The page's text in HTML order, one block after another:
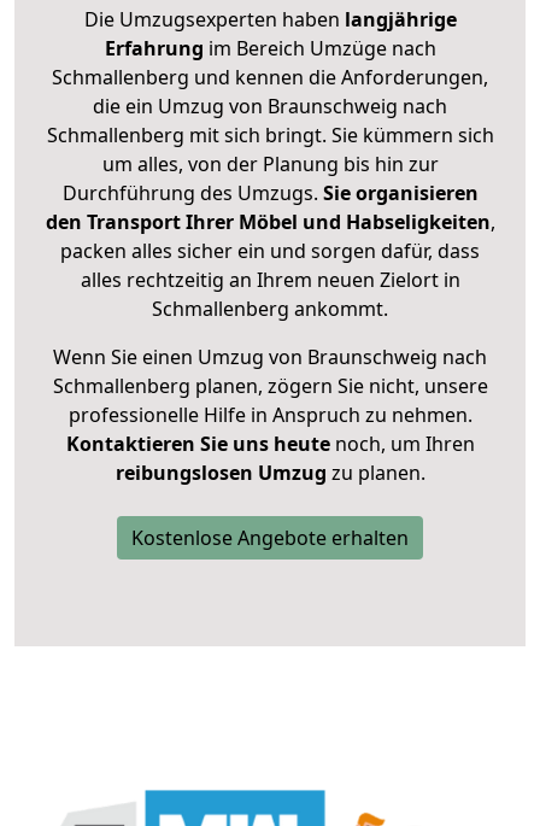
Die Umzugsexperten haben langjährige
Erfahrung im Bereich Umzüge nach
Schmallenberg und kennen die Anforderungen,
die ein Umzug von Braunschweig nach
Schmallenberg mit sich bringt. Sie kümmern sich
um alles, von der Planung bis hin zur
Durchführung des Umzugs. Sie organisieren
den Transport Ihrer Möbel und Habseligkeiten,
packen alles sicher ein und sorgen dafür, dass
alles rechtzeitig an Ihrem neuen Zielort in
Schmallenberg ankommt.
Wenn Sie einen Umzug von Braunschweig nach
Schmallenberg planen, zögern Sie nicht, unsere
professionelle Hilfe in Anspruch zu nehmen.
Kontaktieren Sie uns heutenoch, um Ihren
reibungslosen Umzug zu planen.
Kostenlose Angebote erhalten